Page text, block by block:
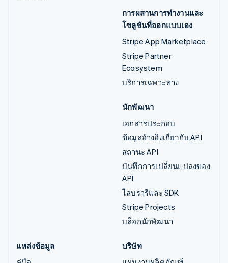
การผสานการทำงานและ
โซลูชันที่ออกแบบเอง
Stripe App Marketplace
Stripe Partner
Ecosystem
บริการเฉพาะทาง
นักพัฒนา
เอกสารประกอบ
ข้อมูลอ้างอิงเกี่ยวกับ API
สถานะ API
บันทึกการเปลี่ยนแปลงของ
API
ไลบรารีและ SDK
Stripe Projects
บล็อกนักพัฒนา
แหล่งข้อมูล
บริษัท